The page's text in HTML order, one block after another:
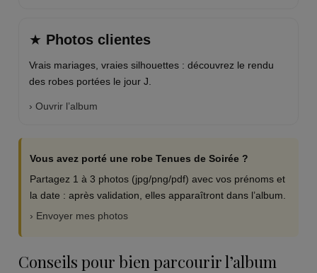
★ Photos clientes
Vrais mariages, vraies silhouettes : découvrez le rendu
des robes portées le jour J.
› Ouvrir l’album
Vous avez porté une robe Tenues de Soirée ?
Partagez 1 à 3 photos (jpg/png/pdf) avec vos prénoms et
la date : après validation, elles apparaîtront dans l’album.
› Envoyer mes photos
Conseils pour bien parcourir l’album